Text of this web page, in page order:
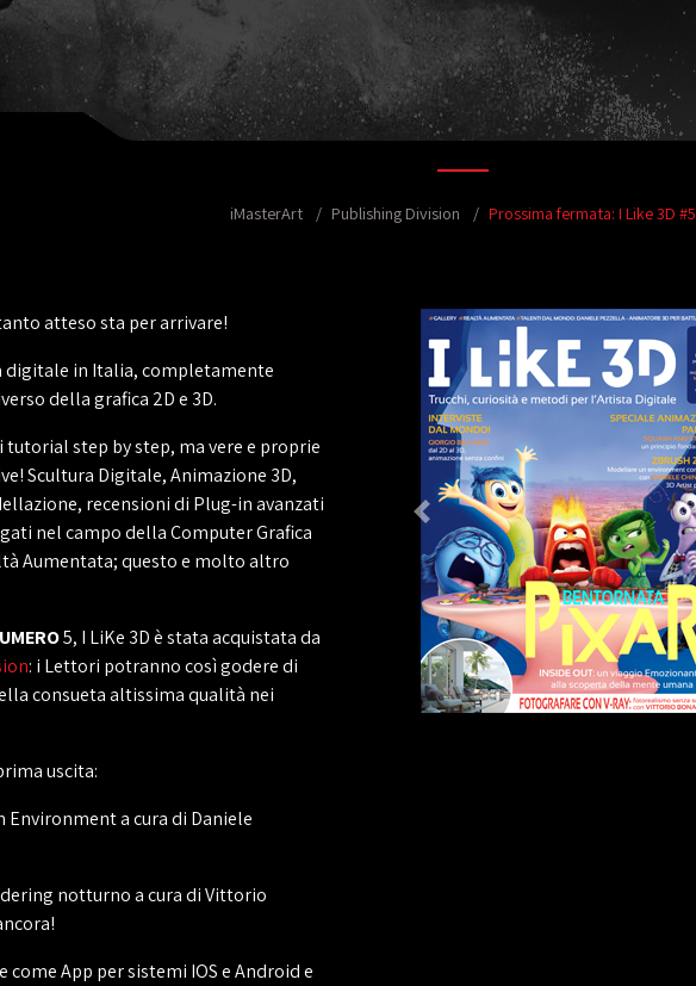
iMasterArt Publishing Division Prossima fermata: I Like 3D #5
atteso sta per arrivare!
digitale in Italia, completamente
della grafica 2D e 3D.
tutorial step by step, ma vere e proprie
Scultura Digitale, Animazione 3D,
recensioni di Plug-in avanzati
nel campo della Computer Grafica
Aumentata; questo e molto altro
5, I LiKe 3D è stata acquistata da
: i Lettori potranno così godere di
consueta altissima qualità nei
uscita:
a cura di Daniele
notturno a cura di Vittorio
App per sistemi IOS e Android e